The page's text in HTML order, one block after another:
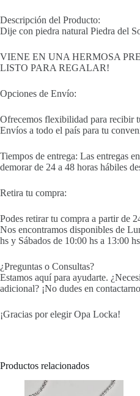
Descripción del Producto:
Dije con piedra natural Piedra del
VIENE EN UNA HERMOSA
LISTO PARA REGALAR!
Opciones de Envío:
Ofrecemos flexibilidad para recibir
Envíos a todo el país para tu
Tiempos de entrega: Las entregas
demorar de 24 a 48 horas hábiles
Retira tu compra:
Podes retirar tu compra a partir de
Nos encontramos disponibles de
hs y Sábados de 10:00 hs a 13:00
¿Preguntas o Consultas?
Estamos aquí para ayudarte.
adicional? ¡No dudes en
¡Gracias por elegir Opa Locka!
Productos relacionados